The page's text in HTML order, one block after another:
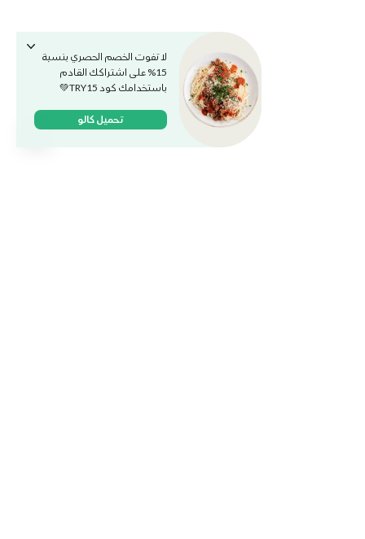
لا تفوت الخصم الحصري بنسبة
15% على اشتراكك القادم
باستخدامك كود TRY15💚
تحميل كالو